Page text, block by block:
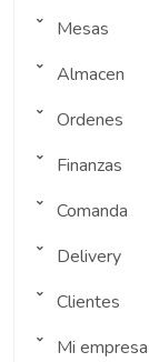
Mesas
Almacen
Ordenes
Finanzas
Comanda
Delivery
Clientes
Mi empresa